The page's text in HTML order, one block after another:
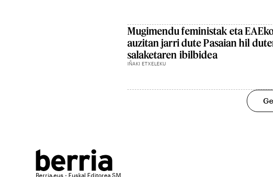
Mugimendu feministak eta
auzitan jarri dute Pasaian hil
salaketaren ibilbidea
IÑAKI ETXELEKU
Berria.eus - Euskal Editorea SM